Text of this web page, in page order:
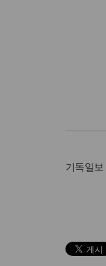
기독일보